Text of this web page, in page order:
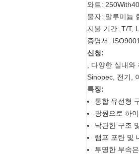
와트:
물자: 알루미늄
지불 기간: T/T,
증명서: ISO9001
신청:
, 다양한 실내
Sinopec, 전기,
특징:
통합 유선형
광원으로 하
낙관한 구조
램프 포탄 및
투명한 부속